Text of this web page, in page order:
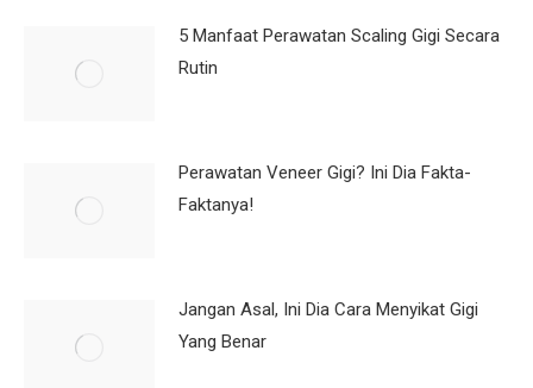
5 Manfaat Perawatan Scaling Gigi Secara
Rutin
Perawatan Veneer Gigi? Ini Dia Fakta-
Faktanya!
Jangan Asal, Ini Dia Cara Menyikat Gigi
Yang Benar